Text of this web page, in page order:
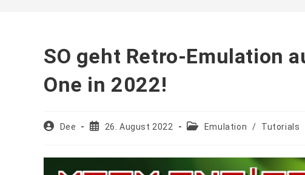
SO geht Retro-Emulation
One in 2022!
Beitrags-
Dee
Beitrag26. August 2022
Beitrags-Emulation / Tutorials